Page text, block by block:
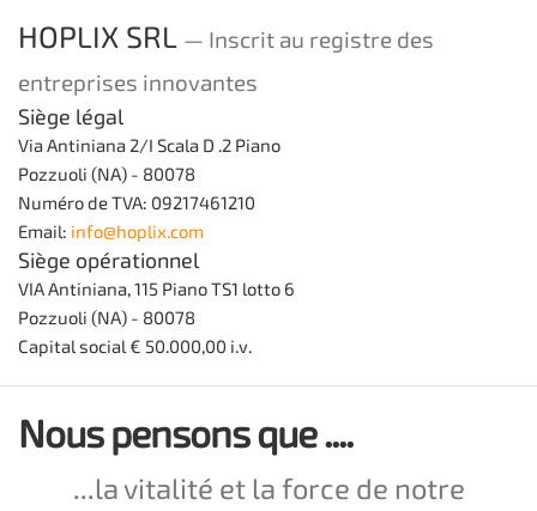
HOPLIX SRL — Inscrit au registre des
entreprises innovantes
Siège légal
Via Antiniana 2/I Scala D .2 Piano
Pozzuoli (NA) - 80078
Numéro de TVA: 09217461210
Email: info@hoplix.com
Siège opérationnel
VIA Antiniana, 115 Piano TS1 lotto 6
Pozzuoli (NA) - 80078
Capital social € 50.000,00 i.v.
Nous pensons que ....
...la vitalité et la force de notre